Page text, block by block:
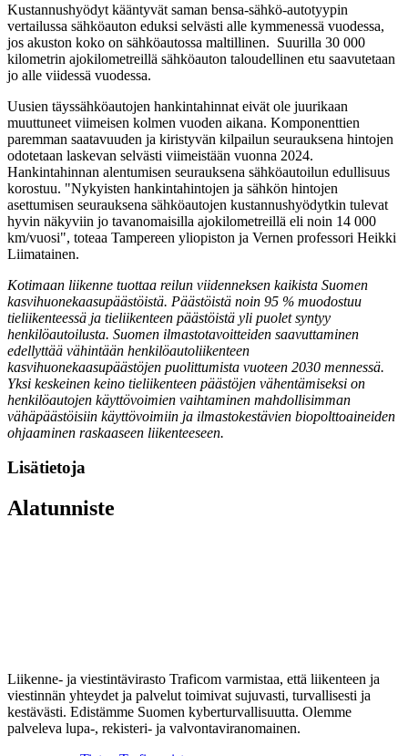
Kustannushyödyt kääntyvät saman bensa-sähkö-autotyypin
vertailussa sähköauton eduksi selvästi alle kymmenessä vuodessa,
jos akuston koko on sähköautossa maltillinen. Suurilla 30 000
kilometrin ajokilometreillä sähköauton taloudellinen etu saavutetaan
jo alle viidessä vuodessa.
Uusien täyssähköautojen hankintahinnat eivät ole juurikaan
muuttuneet viimeisen kolmen vuoden aikana. Komponenttien
paremman saatavuuden ja kiristyvän kilpailun seurauksena hintojen
odotetaan laskevan selvästi viimeistään vuonna 2024.
Hankintahinnan alentumisen seurauksena sähköautoilun edullisuus
korostuu. "Nykyisten hankintahintojen ja sähkön hintojen
asettumisen seurauksena sähköautojen kustannushyödytkin tulevat
hyvin näkyviin jo tavanomaisilla ajokilometreillä eli noin 14 000
km/vuosi", toteaa Tampereen yliopiston ja Vernen professori Heikki
Liimatainen.
Kotimaan liikenne tuottaa reilun viidenneksen kaikista Suomen
kasvihuonekaasupäästöistä. Päästöistä noin 95 % muodostuu
tieliikenteessä ja tieliikenteen päästöistä yli puolet syntyy
henkilöautoilusta. Suomen ilmastotavoitteiden saavuttaminen
edellyttää vähintään henkilöautoliikenteen
kasvihuonekaasupäästöjen puolittumista vuoteen 2030 mennessä.
Yksi keskeinen keino tieliikenteen päästöjen vähentämiseksi on
henkilöautojen käyttövoimien vaihtaminen mahdollisimman
vähäpäästöisiin käyttövoimiin ja ilmastokestävien biopolttoaineiden
ohjaaminen raskaaseen liikenteeseen.
Lisätietoja
Alatunniste
Liikenne- ja viestintävirasto Traficom varmistaa, että liikenteen ja
viestinnän yhteydet ja palvelut toimivat sujuvasti, turvallisesti ja
kestävästi. Edistämme Suomen kyberturvallisuutta. Olemme
palveleva lupa-, rekisteri- ja valvontaviranomainen.